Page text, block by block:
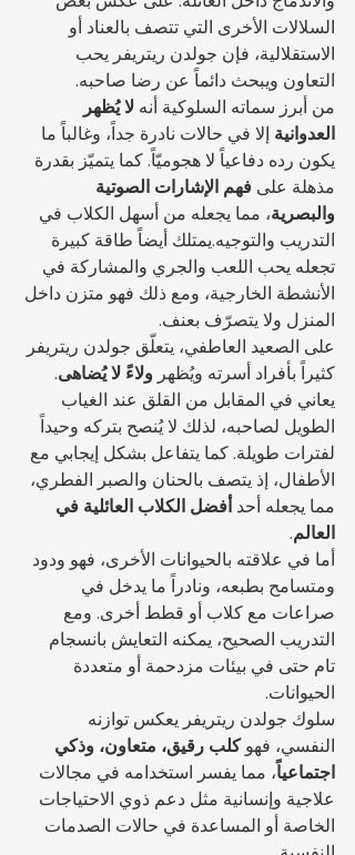
السلالات الأخرى التي تتصف بالعناد أو
الاستقلالية، فإن جولدن ريتريفر يحب
التعاون ويبحث دائماً عن رضا صاحبه.
من أبرز سماته السلوكية أنه لا يُظهر
العدوانية إلا في حالات نادرة جداً، وغالباً ما
يكون رده دفاعياً لا هجوميّاً. كما يتميّز بقدرة
مذهلة على فهم الإشارات الصوتية
والبصرية، مما يجعله من أسهل الكلاب في
التدريب والتوجيه.يمتلك أيضاً طاقة كبيرة
تجعله يحب اللعب والجري والمشاركة في
الأنشطة الخارجية، ومع ذلك فهو متزن داخل
المنزل ولا يتصرّف بعنف.
على الصعيد العاطفي، يتعلّق جولدن ريتريفر
كثيراً بأفراد أسرته ويُظهر ولاءً لا يُضاهى.
يعاني في المقابل من القلق عند الغياب
الطويل لصاحبه، لذلك لا يُنصح بتركه وحيداً
لفترات طويلة. كما يتفاعل بشكل إيجابي مع
الأطفال، إذ يتصف بالحنان والصبر الفطري،
مما يجعله أحد أفضل الكلاب العائلية في
العالم.
أما في علاقته بالحيوانات الأخرى، فهو ودود
ومتسامح بطبعه، ونادراً ما يدخل في
صراعات مع كلاب أو قطط أخرى. ومع
التدريب الصحيح، يمكنه التعايش بانسجام
تام حتى في بيئات مزدحمة أو متعددة
الحيوانات.
سلوك جولدن ريتريفر يعكس توازنه
النفسي، فهو كلب رقيق، متعاون، وذكي
اجتماعياً، مما يفسر استخدامه في مجالات
علاجية وإنسانية مثل دعم ذوي الاحتياجات
الخاصة أو المساعدة في حالات الصدمات